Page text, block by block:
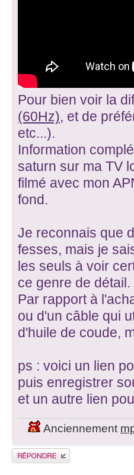
Pour bien voir la
(60Hz), et de
etc...).
Information
saturn sur ma TV
filmé avec mon
fond.
Je reconnais que
fesses, mais je
les seuls à voir
ce genre de détail.
Par rapport à
ou d'un câble qui
d'huile de coude,
ps : voici un lien
puis enregistrer
et un autre lien
Anciennement
Publier une réponse